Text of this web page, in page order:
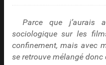
Parce que j’aurais
sociologique sur les
confinement, mais avec
se retrouve mélangé donc